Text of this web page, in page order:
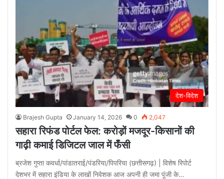
देश-विदेश
Brajesh Gupta January 14, 2026 0 2,047
सहारा रिफंड पोर्टल फेल: करोड़ों मजदूर-किसानों की
गाढ़ी कमाई डिजिटल जाल में फँसी
ब्रजेश गुप्ता कवर्धा/पांडातराई/पंडरिया/पिपरिया (छत्तीसगढ़) | विशेष रिपोर्ट
देशभर में सहारा इंडिया के लाखों निवेशक आज अपनी ही जमा पूंजी के…